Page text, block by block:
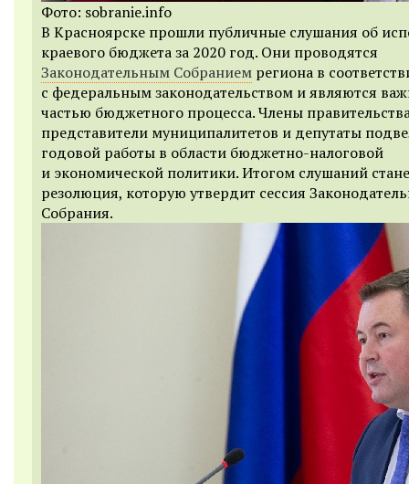
Фото: sobranie.info
В Красноярске прошли публичные слушания об
краевого бюджета за 2020 год. Они проводятся
Законодательным Собранием региона в
с федеральным законодательством и являются
частью бюджетного процесса. Члены
представители муниципалитетов и депутаты
годовой работы в области бюджетно-налоговой
и экономической политики. Итогом слушаний
резолюция, которую утвердит сессия
Собрания.